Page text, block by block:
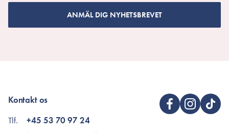
ANMÄL DIG NYHETSBREVET
Kontakt os
Tlf.
+45 53 70 97 24